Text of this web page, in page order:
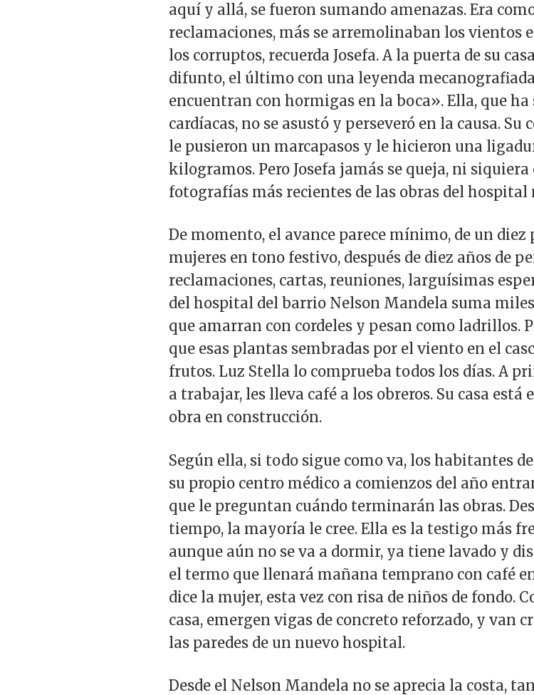
aquí y allá, se fueron sumando amenazas. Era
reclamaciones, más se arremolinaban los vientos
los corruptos, recuerda Josefa. A la puerta de su
difunto, el último con una leyenda
encuentran con hormigas en la boca». Ella, que
cardíacas, no se asustó y perseveró en la causa. Su
le pusieron un marcapasos y le hicieron una
kilogramos. Pero Josefa jamás se queja, ni
fotografías más recientes de las obras del hospital
De momento, el avance parece mínimo, de un diez
mujeres en tono festivo, después de diez años de
reclamaciones, cartas, reuniones, larguísimas
del hospital del barrio Nelson Mandela suma
que amarran con cordeles y pesan como ladrillos.
que esas plantas sembradas por el viento en el
frutos. Luz Stella lo comprueba todos los días. A
a trabajar, les lleva café a los obreros. Su casa está
obra en construcción.
Según ella, si todo sigue como va, los habitantes
su propio centro médico a comienzos del año
que le preguntan cuándo terminarán las obras.
tiempo, la mayoría le cree. Ella es la testigo más
aunque aún no se va a dormir, ya tiene lavado y
el termo que llenará mañana temprano con café
dice la mujer, esta vez con risa de niños de fondo.
casa, emergen vigas de concreto reforzado, y van
las paredes de un nuevo hospital.
Desde el Nelson Mandela no se aprecia la costa,